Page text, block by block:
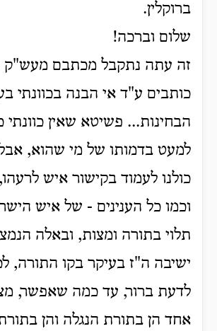
ברוקלין.
שלום וברכה!
זה עתה נתקבל מכתבם מעש"ק
כותבים ע"ד אי הבנה בכוונתי
הבחינות... פשיטא שאין כוונתי
למעט בדמותו של מי שהוא, אבל
כולנו לעמוד בקישור איש
וכמו כל הענינים - של איש
תלוי בתורה ומצות, ובאלה
ישיבה ה"ז בעיקר בקו התורה,
לדעת ברור, עד כמה שאפשר,
אחד הן בתורת הנגלה והן